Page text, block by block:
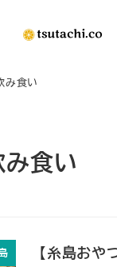
み食い
食い
【糸島おや